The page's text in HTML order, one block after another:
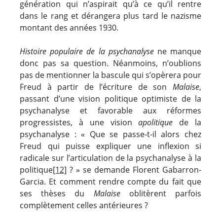
génération qui n’aspirait qu’à ce qu’il rentre
dans le rang et dérangera plus tard le nazisme
montant des années 1930.
Histoire populaire de la psychanalysene manque
donc pas sa question. Néanmoins, n’oublions
pas de mentionner la bascule qui s’opèrera pour
Freud à partir de l’écriture de son Malaise,
passant d’une vision politique optimiste de la
psychanalyse et favorable aux réformes
progressistes, à une visionapolitique de la
psychanalyse : « Que se passe-t-il alors chez
Freud qui puisse expliquer une inflexion si
radicale sur l’articulation de la psychanalyse à la
politique[12] ? » se demande Florent Gabarron-
Garcia. Et comment rendre compte du fait que
ses thèses du Malaiseoblitèrent parfois
complètement celles antérieures ?